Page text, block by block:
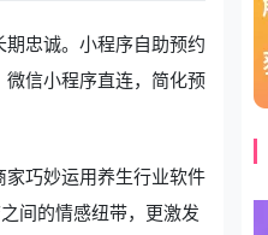
忠诚。小程序自助预约
微信小程序直连，简化预
巧妙运用养生行业软件
间的情感纽带，更激发